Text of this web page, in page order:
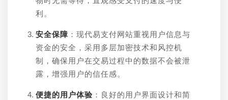
利。
安全保障 ：现代易支付网站重视用户信息与
资金的安全，采用多层加密技术和风控机
制，确保用户在交易过程中的数据不会被泄
露，增强用户的信任感。
便捷的用户体验 ：良好的用户界面设计和简